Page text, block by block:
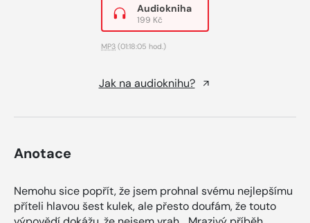
Audiokniha
199 Kč
MP3 (01:18:05 hod.)
Jak na audioknihu?
Anotace
Nemohu sice popřít, že jsem prohnal svému nejlepšímu
příteli hlavou šest kulek, ale přesto doufám, že touto